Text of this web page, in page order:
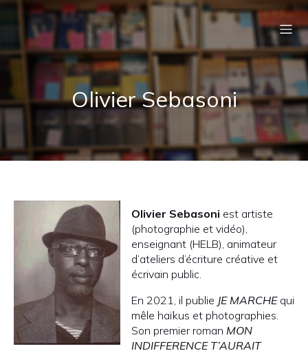
Olivier Sebasoni
Olivier Sebasoni est artiste
(photographie et vidéo),
enseignant (HELB), animateur
d’ateliers d’écriture créative et
écrivain public.
En 2021, il publie JE MARCHE qui
mêle haïkus et photographies.
Son premier roman MON
INDIFFERENCE T’AURAIT